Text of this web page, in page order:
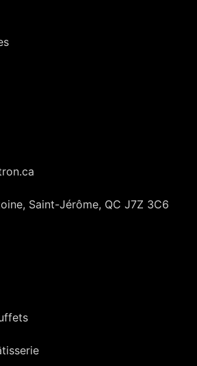
Saint-Jérôme, QC J7Z 3C6